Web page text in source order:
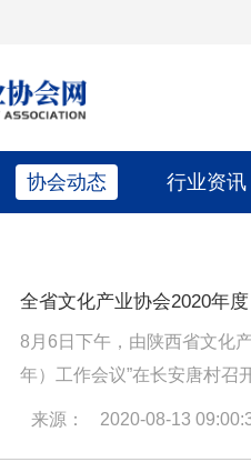
协会动态 行业资讯
全省文化产业协会2020年
8月6日下午，由陕西省文化
年）工作会议”在长安唐村召
来源： 2020-08-13